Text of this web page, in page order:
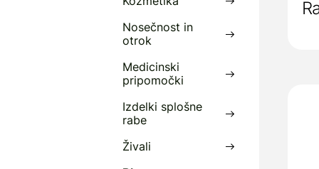
Nosečnost in
otrok
Medicinski
pripomočki
Izdelki splošne
rabe
Živali